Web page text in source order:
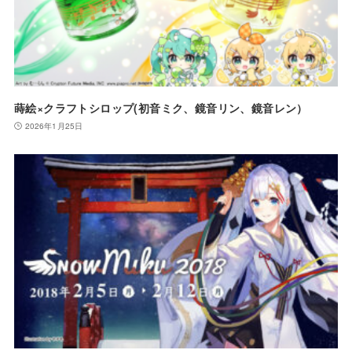
蒔絵×クラフトシロップ(初音ミク、鏡音リン、鏡音レン）
2026年1月25日